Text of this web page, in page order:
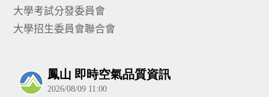
大學考試分發委員會
大學招生委員會聯合會